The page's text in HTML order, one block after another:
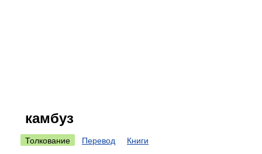
камбуз
Толкование Перевод Книги